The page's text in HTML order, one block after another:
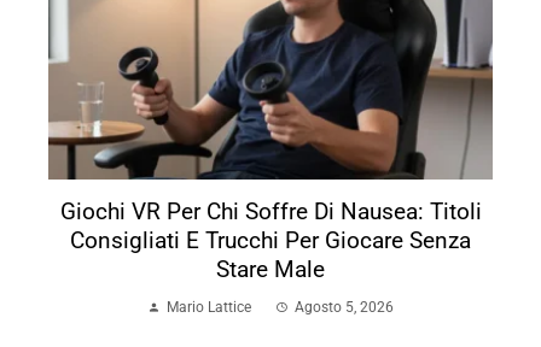
Giochi VR Per Chi Soffre Di Nausea: Titoli
Consigliati E Trucchi Per Giocare Senza
Stare Male
Mario Lattice Agosto 5, 2026